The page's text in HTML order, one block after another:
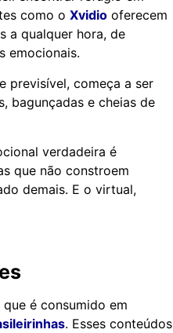
como o Xvidio oferecem
a qualquer hora, de
emocionais.
previsível, começa a ser
bagunçadas e cheias de
verdadeira é
que não constroem
demais. E o virtual,
é consumido em
. Esses conteúdos